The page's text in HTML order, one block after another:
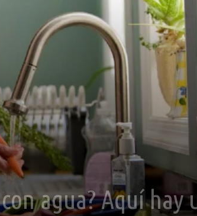
agua? Aquí hay